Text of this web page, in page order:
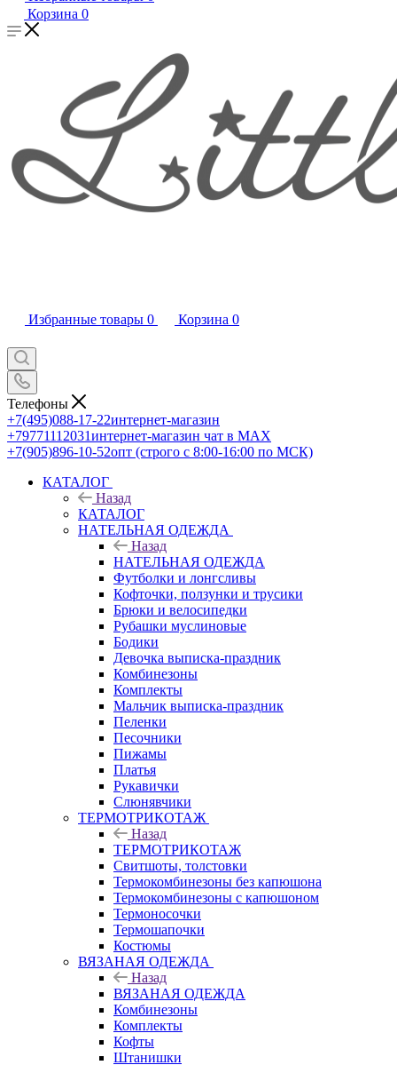
Корзина 0
Избранные товары 0 Корзина 0
Телефоны
+7(495)088-17-22интернет-магазин
+79771112031интернет-магазин чат в MAX
+7(905)896-10-52опт (строго с 8:00-16:00 по МСК)
КАТАЛОГ
Назад
КАТАЛОГ
НАТЕЛЬНАЯ ОДЕЖДА
Назад
НАТЕЛЬНАЯ ОДЕЖДА
Футболки и лонгсливы
Кофточки, ползунки и трусики
Брюки и велосипедки
Рубашки муслиновые
Бодики
Девочка выписка-праздник
Комбинезоны
Комплекты
Мальчик выписка-праздник
Пеленки
Песочники
Пижамы
Платья
Рукавички
Слюнявчики
ТЕРМОТРИКОТАЖ
Назад
ТЕРМОТРИКОТАЖ
Свитшоты, толстовки
Термокомбинезоны без капюшона
Термокомбинезоны с капюшоном
Термоносочки
Термошапочки
Костюмы
ВЯЗАНАЯ ОДЕЖДА
Назад
ВЯЗАНАЯ ОДЕЖДА
Комбинезоны
Комплекты
Кофты
Штанишки